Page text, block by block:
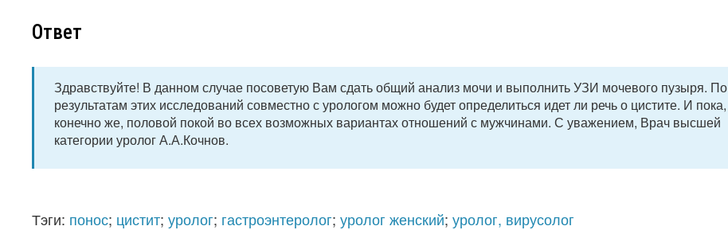
Ответ
Здравствуйте! В данном случае посоветую Вам сдать общий анализ мочи и выполнить УЗИ мочевого пузыря. По
результатам этих исследований совместно с урологом можно будет определиться идет ли речь о цистите. И пока,
конечно же, половой покой во всех возможных вариантах отношений с мужчинами. С уважением, Врач высшей
категории уролог А.А.Кочнов.
Тэги: понос; цистит; уролог; гастроэнтеролог; уролог женский; уролог, вирусолог